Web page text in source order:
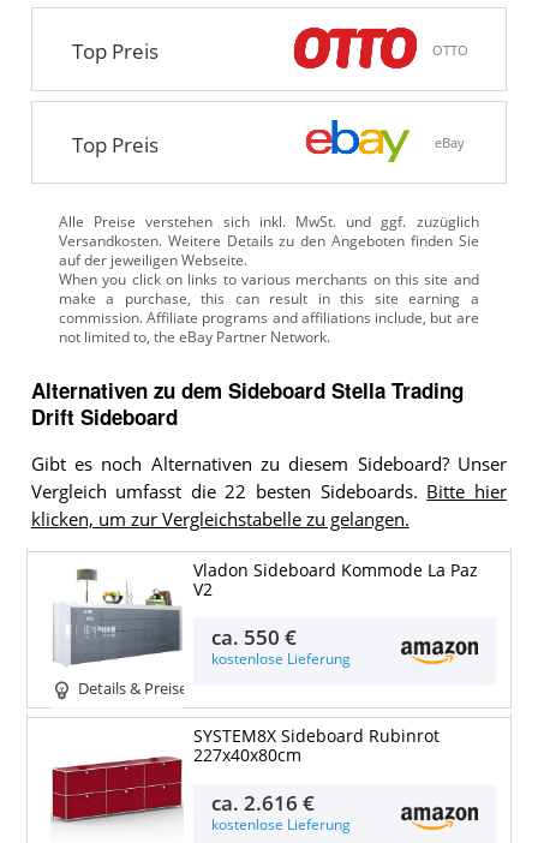
Top Preis OTTO
Top Preis eBay
Alle Preise verstehen sich inkl. MwSt. und ggf. zuzüglich
Versandkosten. Weitere Details zu den Angeboten finden Sie
auf der jeweiligen Webseite.
Alternativen zu dem Sideboard Stella Trading
Drift Sideboard
Gibt es noch Alternativen zu diesem Sideboard? Unser
Vergleich umfasst die 22 besten Sideboards. Bitte hier
klicken, um zur Vergleichstabelle zu gelangen.
Details & Preise
Vladon Sideboard Kommode La Paz
V2
ca. 550 €
kostenlose Lieferung
SYSTEM8X Sideboard Rubinrot
227x40x80cm
ca.2.616 €
kostenlose Lieferung